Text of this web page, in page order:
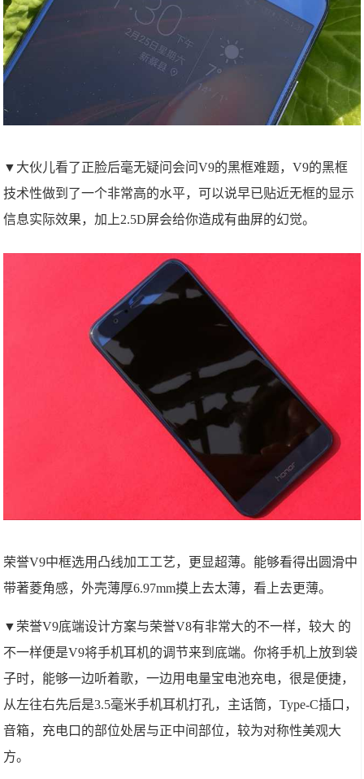
▼大伙儿看了正脸后毫无疑问会问V9的黑框难题，V9的黑框
技术性做到了一个非常高的水平，可以说早已贴近无框的显示
信息实际效果，加上2.5D屏会给你造成有曲屏的幻觉。
荣誉V9中框选用凸线加工工艺，更显超薄。能够看得出圆滑中
带著菱角感，外壳薄厚6.97mm摸上去太薄，看上去更薄。
▼荣誉V9底端设计方案与荣誉V8有非常大的不一样，较大 的
不一样便是V9将手机耳机的调节来到底端。你将手机上放到袋
子时，能够一边听着歌，一边用电量宝电池充电，很是便捷，
从左往右先后是3.5毫米手机耳机打孔，主话筒，Type-C插口，
音箱，充电口的部位处居与正中间部位，较为对称性美观大
方。